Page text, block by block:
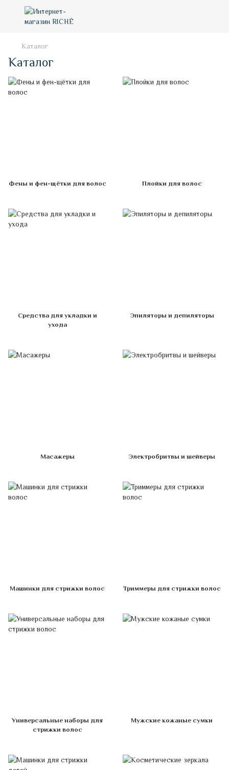
Каталог
Каталог
Фены и фен-щётки для волос Плойки для волос
Средства для укладки и
ухода
Эпиляторы и депиляторы
Масажеры Электробритвы и шейверы
Машинки для стрижки волос Триммеры для стрижки волос
Универсальные наборы для
стрижки волос
Мужские кожаные сумки